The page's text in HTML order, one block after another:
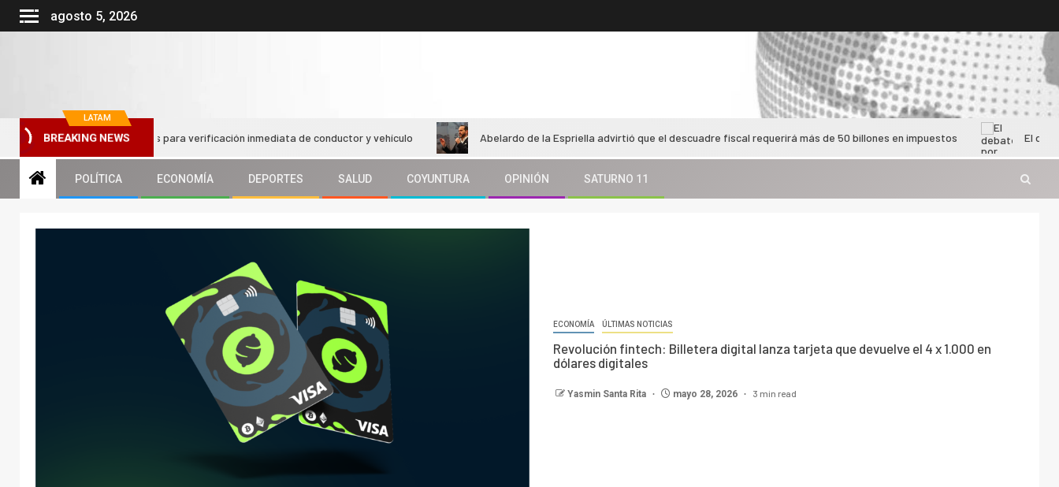
agosto 5, 2026
LATAM
BREAKING NEWS
códigos QR en taxis para verificación inmediata de conductor y vehículo Abelardo de la Espriella advirtió que el descuadre fiscal requerirá más de 50 billones en impuestos El debate por
POLÍTICA ECONOMÍA DEPORTES SALUD COYUNTURA OPINIÓN SATURNO 11
ECONOMÍA ÚLTIMAS NOTICIAS
Revolución fintech: Billetera digital lanza tarjeta que devuelve el 4 x 1.000 en
dólares digitales
Yasmin Santa Rita mayo 28, 2026 3 min read